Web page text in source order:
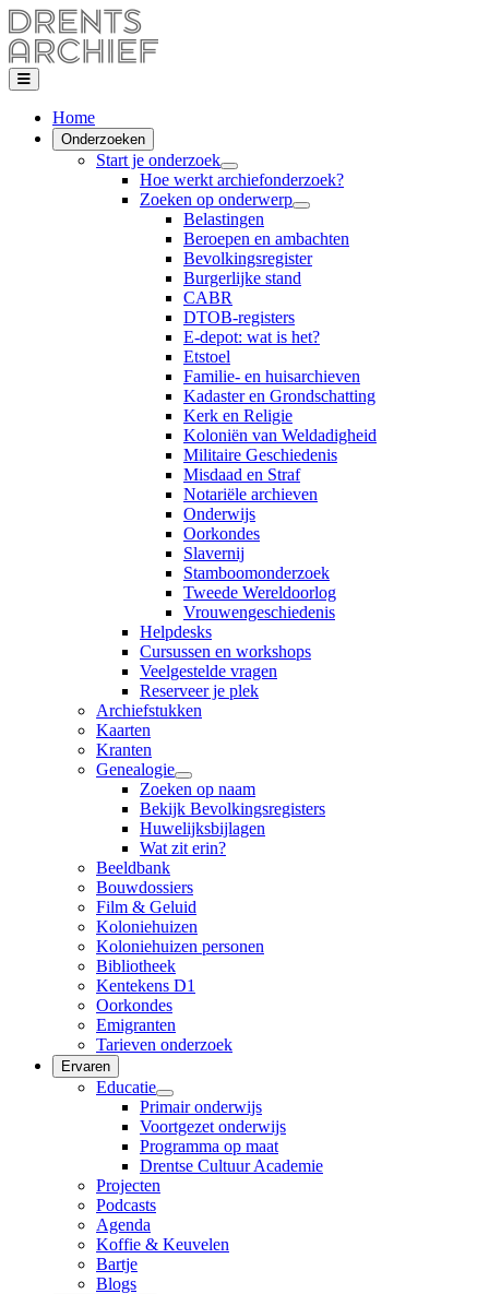
Home
Onderzoeken
Start je onderzoek
Hoe werkt archiefonderzoek?
Zoeken op onderwerp
Belastingen
Beroepen en ambachten
Bevolkingsregister
Burgerlijke stand
CABR
DTOB-registers
E-depot: wat is het?
Etstoel
Familie- en huisarchieven
Kadaster en Grondschatting
Kerk en Religie
Koloniën van Weldadigheid
Militaire Geschiedenis
Misdaad en Straf
Notariële archieven
Onderwijs
Oorkondes
Slavernij
Stamboomonderzoek
Tweede Wereldoorlog
Vrouwengeschiedenis
Helpdesks
Cursussen en workshops
Veelgestelde vragen
Reserveer je plek
Archiefstukken
Kaarten
Kranten
Genealogie
Zoeken op naam
Bekijk Bevolkingsregisters
Huwelijksbijlagen
Wat zit erin?
Beeldbank
Bouwdossiers
Film & Geluid
Koloniehuizen
Koloniehuizen personen
Bibliotheek
Kentekens D1
Oorkondes
Emigranten
Tarieven onderzoek
Ervaren
Educatie
Primair onderwijs
Voortgezet onderwijs
Programma op maat
Drentse Cultuur Academie
Projecten
Podcasts
Agenda
Koffie & Keuvelen
Bartje
Blogs